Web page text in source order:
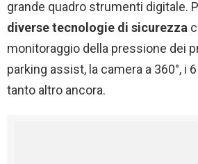
grande quadro strumenti digitale.
diverse tecnologie di sicurezza
monitoraggio della pressione dei
parking assist, la camera a 360°, i
tanto altro ancora.